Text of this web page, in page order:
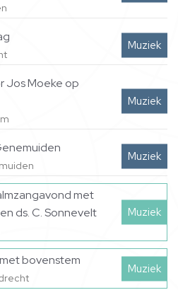
Muziek
Muziek
Jos Moeke op
Muziek
Muziek
met
ds. C. Sonnevelt
Muziek
bovenstem